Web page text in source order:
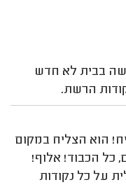
בבית לא חדש
הרשת.
הוא הצליח במקום
כל הכבוד! אלוף!
על כל נקודות